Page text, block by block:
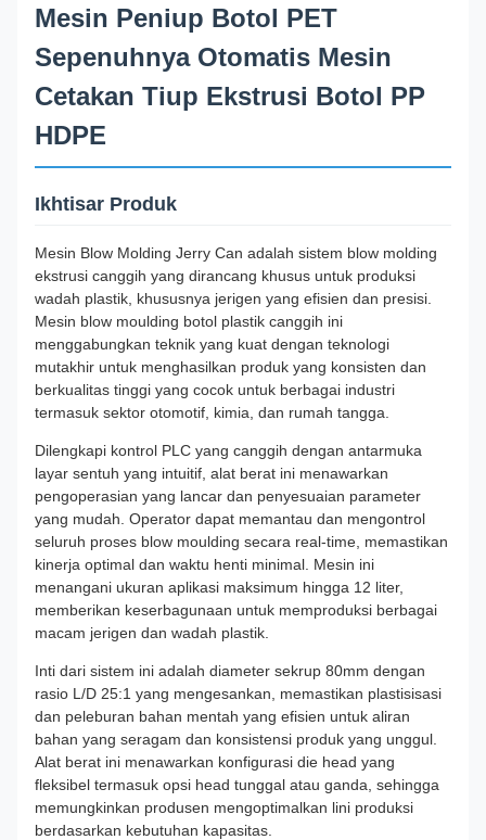
Mesin Peniup Botol PET
Sepenuhnya Otomatis Mesin
Cetakan Tiup Ekstrusi Botol PP
HDPE
Ikhtisar Produk
Mesin Blow Molding Jerry Can adalah sistem blow molding
ekstrusi canggih yang dirancang khusus untuk produksi
wadah plastik, khususnya jerigen yang efisien dan presisi.
Mesin blow moulding botol plastik canggih ini
menggabungkan teknik yang kuat dengan teknologi
mutakhir untuk menghasilkan produk yang konsisten dan
berkualitas tinggi yang cocok untuk berbagai industri
termasuk sektor otomotif, kimia, dan rumah tangga.
Dilengkapi kontrol PLC yang canggih dengan antarmuka
layar sentuh yang intuitif, alat berat ini menawarkan
pengoperasian yang lancar dan penyesuaian parameter
yang mudah. Operator dapat memantau dan mengontrol
seluruh proses blow moulding secara real-time, memastikan
kinerja optimal dan waktu henti minimal. Mesin ini
menangani ukuran aplikasi maksimum hingga 12 liter,
memberikan keserbagunaan untuk memproduksi berbagai
macam jerigen dan wadah plastik.
Inti dari sistem ini adalah diameter sekrup 80mm dengan
rasio L/D 25:1 yang mengesankan, memastikan plastisisasi
dan peleburan bahan mentah yang efisien untuk aliran
bahan yang seragam dan konsistensi produk yang unggul.
Alat berat ini menawarkan konfigurasi die head yang
fleksibel termasuk opsi head tunggal atau ganda, sehingga
memungkinkan produsen mengoptimalkan lini produksi
berdasarkan kebutuhan kapasitas.